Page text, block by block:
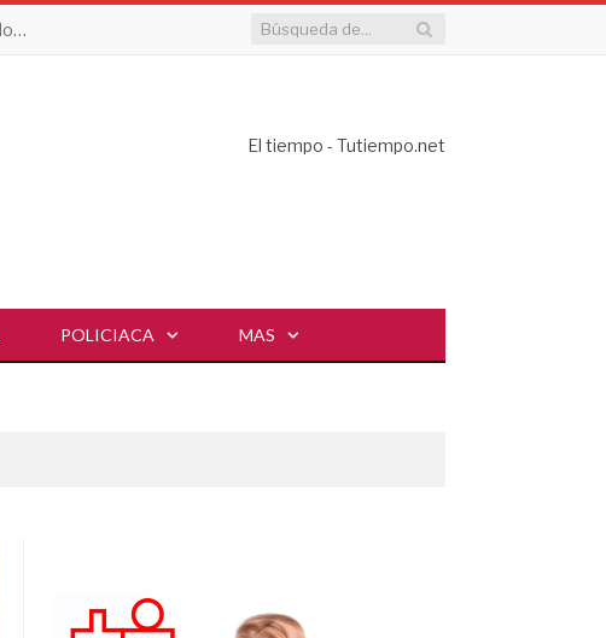
Tras presión de Estados Unidos, Sheinbaum envía mil 500 soldados a Michoacán
El tiempo - Tutiempo.net
POLICIACA MAS